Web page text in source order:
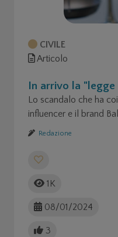
CIVILE
Articolo
In arrivo la "legge
Lo scandalo che ha
influencer e il brand
a una nuova disciplina
Redazione
1K
08/01/2024
3